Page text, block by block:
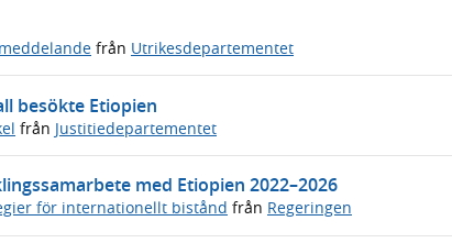
från Utrikesdepartementet
besökte Etiopien
från Justitiedepartementet
med Etiopien 2022–2026
för internationellt bistånd från Regeringen